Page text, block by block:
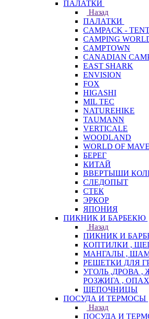
ПАЛАТКИ
Назад
ПАЛАТКИ
CAMPACK -
CAMPING
CAMPTOWN
CANADIAN
EAST SHARK
ENVISION
FOX
HIGASHI
MIL TEC
NATUREHIKE
TAUMANN
VERTICALE
WOODLAND
WORLD OF
БЕРЕГ
КИТАЙ
ВВЕРТЫШИ
СЛЕДОПЫТ
СТЕК
ЭРКОР
ЯПОНИЯ
ПИКНИК И БАРБЕКЮ
Назад
ПИКНИК И
КОПТИЛКИ ,
МАНГАЛЫ ,
РЕШЕТКИ ДЛЯ
УГОЛЬ ,ДРОВА ,
РОЗЖИГА ,
ЩЕПОЧНИЦЫ
ПОСУДА И ТЕРМОСЫ
Назад
ПОСУДА И